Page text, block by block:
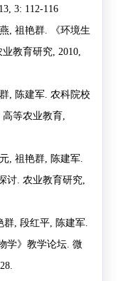
3: 112-116
祖艳群.
《环境生
业教育研究, 2010,
, 陈建军. 农科院校
高等农业教育,
, 祖艳群, 陈建军.
讨. 农业教育研究,
群, 段红平, 陈建军.
学》教学论坛. 微